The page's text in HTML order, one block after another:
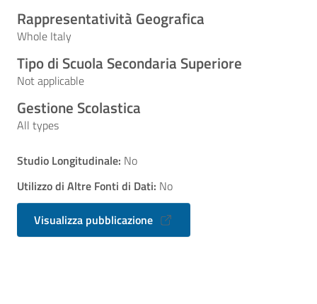
Rappresentatività Geografica
Whole Italy
Tipo di Scuola Secondaria Superiore
Not applicable
Gestione Scolastica
All types
Studio Longitudinale: No
Utilizzo di Altre Fonti di Dati: No
Visualizza pubblicazione